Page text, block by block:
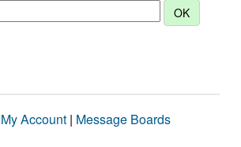
My Account | Message Boards